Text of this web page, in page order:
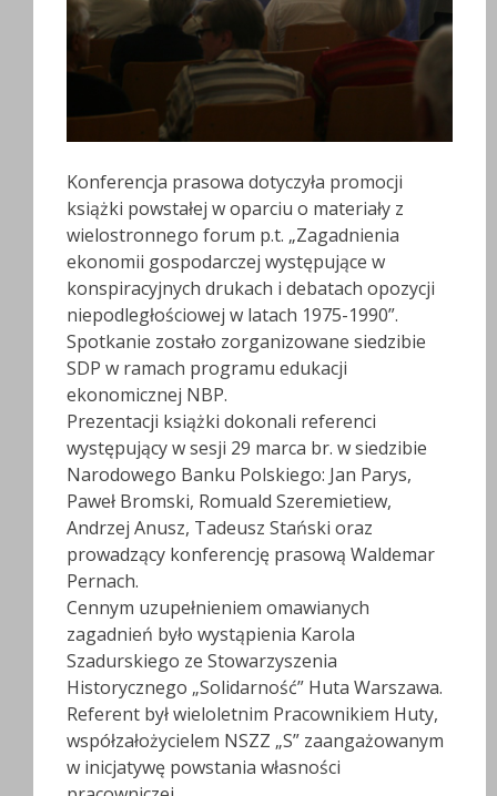
Konferencja prasowa dotyczyła promocji
książki powstałej w oparciu o materiały z
wielostronnego forum p.t. „Zagadnienia
ekonomii gospodarczej występujące w
konspiracyjnych drukach i debatach opozycji
niepodległościowej w latach 1975-1990”.
Spotkanie zostało zorganizowane siedzibie
SDP w ramach programu edukacji
ekonomicznej NBP.
Prezentacji książki dokonali referenci
występujący w sesji 29 marca br. w siedzibie
Narodowego Banku Polskiego: Jan Parys,
Paweł Bromski, Romuald Szeremietiew,
Andrzej Anusz, Tadeusz Stański oraz
prowadzący konferencję prasową Waldemar
Pernach.
Cennym uzupełnieniem omawianych
zagadnień było wystąpienia Karola
Szadurskiego ze Stowarzyszenia
Historycznego „Solidarność” Huta Warszawa.
Referent był wieloletnim Pracownikiem Huty,
współzałożycielem NSZZ „S” zaangażowanym
w inicjatywę powstania własności